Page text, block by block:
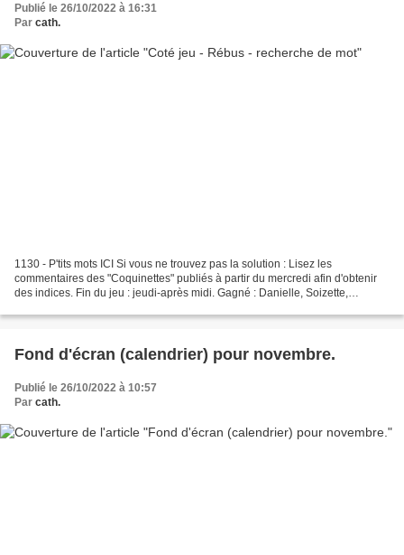
Publié le 26/10/2022 à 16:31
Par cath.
1130 - P'tits mots ICI Si vous ne trouvez pas la solution : Lisez les
commentaires des "Coquinettes" publiés à partir du mercredi afin d'obtenir
des indices. Fin du jeu : jeudi-après midi. Gagné : Danielle, Soizette,
Fond d'écran (calendrier) pour novembre.
Publié le 26/10/2022 à 10:57
Par cath.